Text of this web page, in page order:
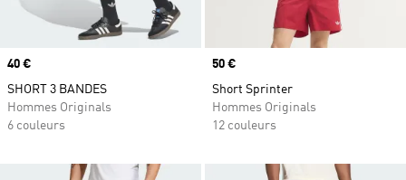
Prix
40 €
SHORT 3 BANDES
Hommes Originals
6 couleurs
Prix
50 €
Short Sprinter
Hommes Originals
12 couleurs